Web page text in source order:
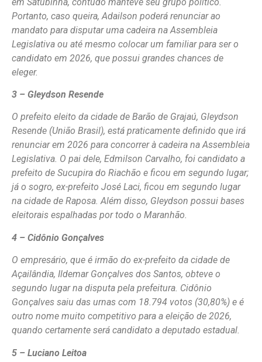
Portanto, caso queira, Adailson poderá renunciar ao
mandato para disputar uma cadeira na Assembleia
Legislativa ou até mesmo colocar um familiar para ser o
candidato em 2026, que possui grandes chances de
eleger.
3 – Gleydson Resende
O prefeito eleito da cidade de Barão de Grajaú, Gleydson
Resende (União Brasil), está praticamente definido que irá
renunciar em 2026 para concorrer à cadeira na Assembleia
Legislativa. O pai dele, Edmilson Carvalho, foi candidato a
prefeito de Sucupira do Riachão e ficou em segundo lugar;
já o sogro, ex-prefeito José Laci, ficou em segundo lugar
na cidade de Raposa. Além disso, Gleydson possui bases
eleitorais espalhadas por todo o Maranhão.
4 – Cidônio Gonçalves
O empresário, que é irmão do ex-prefeito da cidade de
Açailândia, Ildemar Gonçalves dos Santos, obteve o
segundo lugar na disputa pela prefeitura. Cidônio
Gonçalves saiu das urnas com 18.794 votos (30,80%) e é
outro nome muito competitivo para a eleição de 2026,
quando certamente será candidato a deputado estadual.
5 – Luciano Leitoa